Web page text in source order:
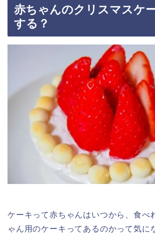
赤ちゃんのクリスマスケ
する？
ケーキって赤ちゃんはいつから、食べ
ゃん用のケーキってあるのかって気に